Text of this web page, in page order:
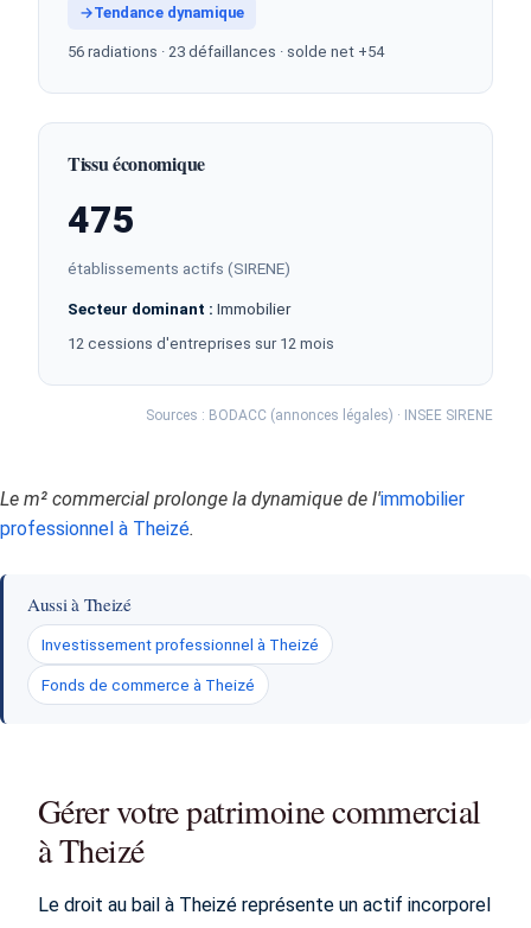
→Tendance dynamique
56 radiations · 23 défaillances · solde net +54
Tissu économique
475
établissements actifs (SIRENE)
Secteur dominant : Immobilier
12 cessions d'entreprises sur 12 mois
Sources : BODACC (annonces légales) · INSEE SIRENE
Le m² commercial prolonge la dynamique de l'immobilier
professionnel à Theizé.
Aussi à Theizé
Investissement professionnel à Theizé
Fonds de commerce à Theizé
Gérer votre patrimoine commercial
à Theizé
Le droit au bail à Theizé représente un actif incorporel